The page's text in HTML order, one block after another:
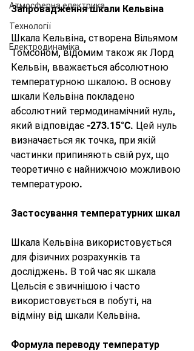
Атмосферна електрика
Технології
Електродинаміка
Запровадження шкали Кельвіна
Шкала Кельвіна, створена Вільямом
Томсоном, відомим також як Лорд
Кельвін, вважається абсолютною
температурною шкалою. В основу
шкали Кельвіна покладено
абсолютний термодинамічний нуль,
який відповідає -273.15°C. Цей нуль
визначається як точка, при якій
частинки припиняють свій рух, що
теоретично є найнижчою можливою
температурою.
Застосування температурних шкал
Шкала Кельвіна використовується
для фізичних розрахунків та
досліджень. В той час як шкала
Цельсія є звичнішою і часто
використовується в побуті, на
відміну від шкали Кельвіна.
Формула переводу температур